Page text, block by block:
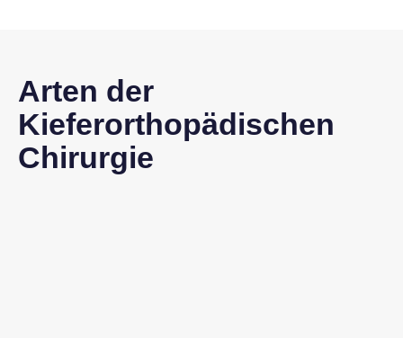
Arten der
Kieferorthopädischen
Chirurgie